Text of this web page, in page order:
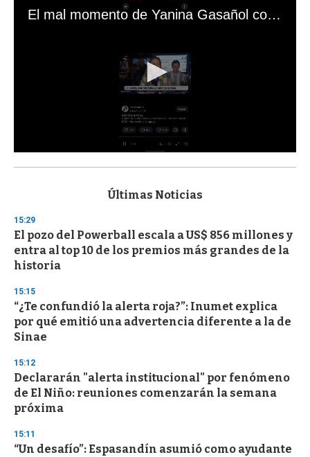
El mal momento de Yanina Gasañol con un hincha argentino en "Subrayado"
s
d
s
o
f
3
s
e
o
n
Últimas Noticias
15:29
El pozo del Powerball escala a US$ 856 millones y
entra al top 10 de los premios más grandes de la
historia
15:15
“¿Te confundió la alerta roja?”: Inumet explica
por qué emitió una advertencia diferente a la de
Sinae
15:12
Declararán "alerta institucional" por fenómeno
de El Niño: reuniones comenzarán la semana
próxima
15:11
“Un desafío”: Espasandín asumió como ayudante